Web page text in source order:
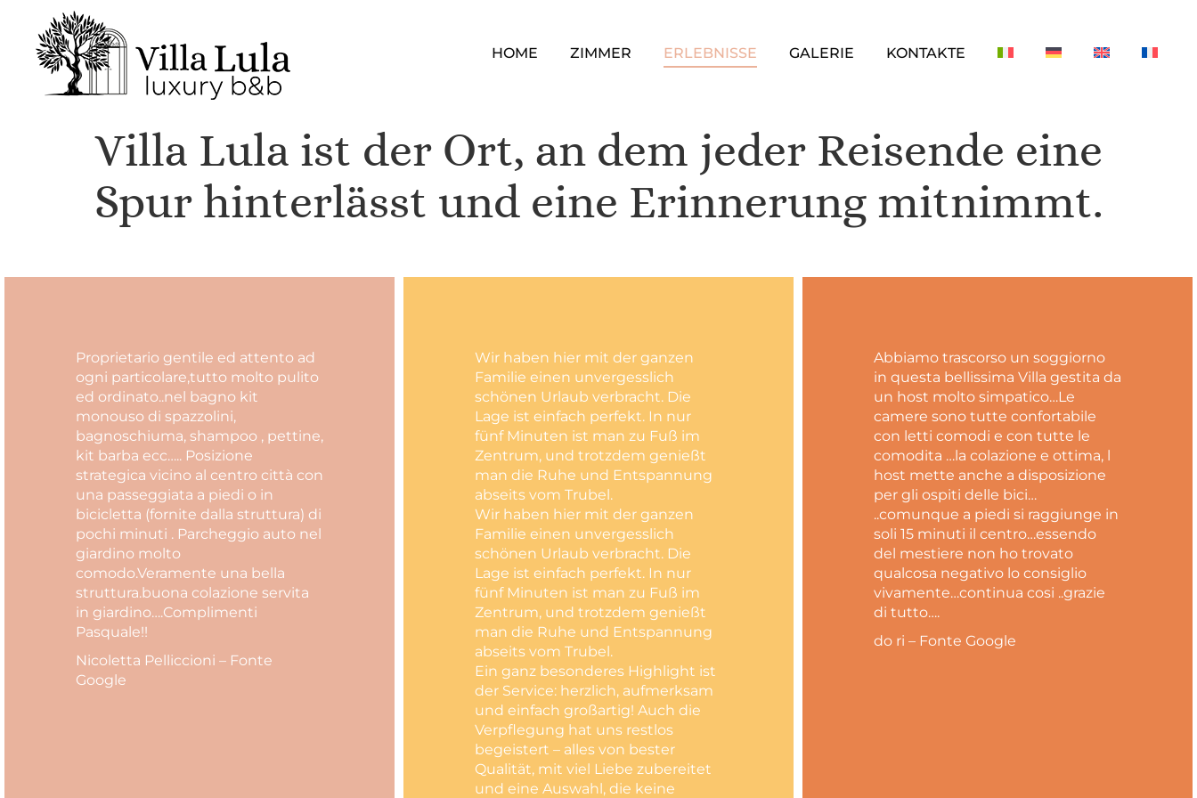
HOME ZIMMER ERLEBNISSE GALERIE KONTAKTE
Villa Lula ist der Ort, an dem jeder Reisende eine
Spur hinterlässt und eine Erinnerung mitnimmt.
Proprietario gentile ed attento ad
ogni particolare,tutto molto pulito
ed ordinato..nel bagno kit
monouso di spazzolini,
bagnoschiuma, shampoo , pettine,
kit barba ecc….. Posizione
strategica vicino al centro città con
una passeggiata a piedi o in
bicicletta (fornite dalla struttura) di
pochi minuti . Parcheggio auto nel
giardino molto
comodo.Veramente una bella
struttura.buona colazione servita
in giardino….Complimenti
Pasquale!!
Nicoletta Pelliccioni – Fonte
Google
Wir haben hier mit der ganzen
Familie einen unvergesslich
schönen Urlaub verbracht. Die
Lage ist einfach perfekt. In nur
fünf Minuten ist man zu Fuß im
Zentrum, und trotzdem genießt
man die Ruhe und Entspannung
abseits vom Trubel.
Wir haben hier mit der ganzen
Familie einen unvergesslich
schönen Urlaub verbracht. Die
Lage ist einfach perfekt. In nur
fünf Minuten ist man zu Fuß im
Zentrum, und trotzdem genießt
man die Ruhe und Entspannung
abseits vom Trubel.
Ein ganz besonderes Highlight ist
der Service: herzlich, aufmerksam
und einfach großartig! Auch die
Verpflegung hat uns restlos
begeistert – alles von bester
Qualität, mit viel Liebe zubereitet
und eine Auswahl, die keine
Abbiamo trascorso un soggiorno
in questa bellissima Villa gestita da
un host molto simpatico…Le
camere sono tutte confortabile
con letti comodi e con tutte le
comodita …la colazione e ottima, l
host mette anche a disposizione
per gli ospiti delle bici…
..comunque a piedi si raggiunge in
soli 15 minuti il centro…essendo
del mestiere non ho trovato
qualcosa negativo lo consiglio
vivamente…continua cosi ..grazie
di tutto….
do ri – Fonte Google